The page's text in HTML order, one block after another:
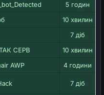
5 годин
10 хвилин
7 діб
СЕРВ 10 хвилин
AWP 4 години
7 діб